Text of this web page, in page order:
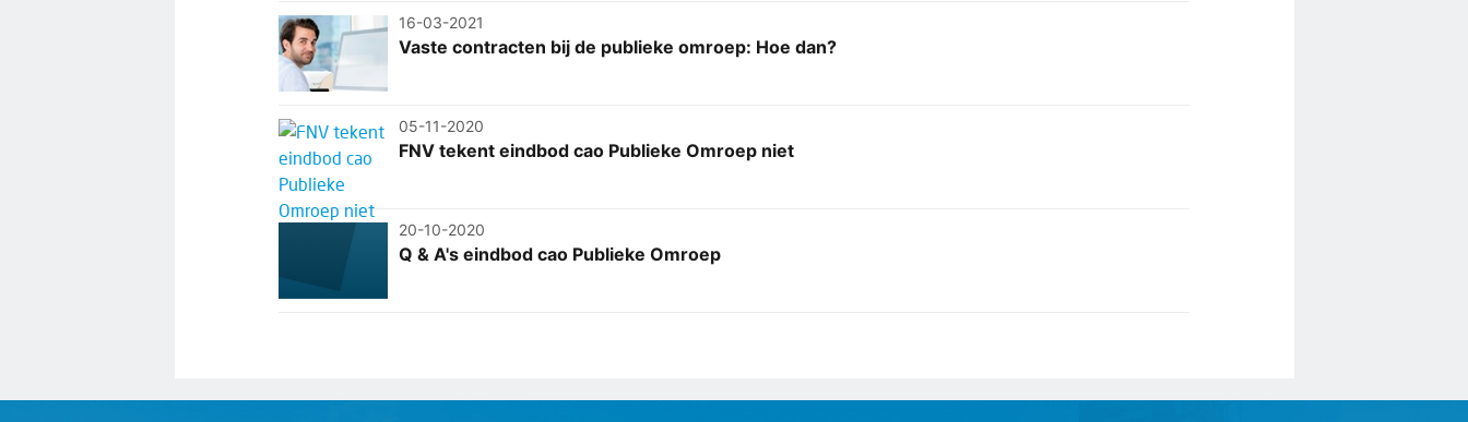
16-03-2021
Vaste contracten bij de publieke omroep: Hoe dan?
05-11-2020
FNV tekent eindbod cao Publieke Omroep niet
20-10-2020
Q & A's eindbod cao Publieke Omroep